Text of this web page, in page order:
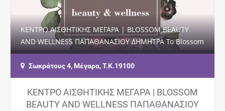
ΚΕΝΤΡΟ ΑΙΣΘΗΤΙΚΗΣ ΜΕΓΑΡΑ | BLOSSOM BEAUTY
AND WELLNESS ΠΑΠΑΘΑΝΑΣΙΟΥ ΔΗΜΗΤΡΑ Το Blossom
Beauty and Wellness είναι ένα σύγχρονο, μοντέρνο
και…Σωκράτους 4, Μέγαρα, Τ.Κ.19100
ΚΕΝΤΡΟ ΑΙΣΘΗΤΙΚΗΣ ΜΕΓΑΡΑ | BLOSSOM
BEAUTY AND WELLNESS ΠΑΠΑΘΑΝΑΣΙΟΥ